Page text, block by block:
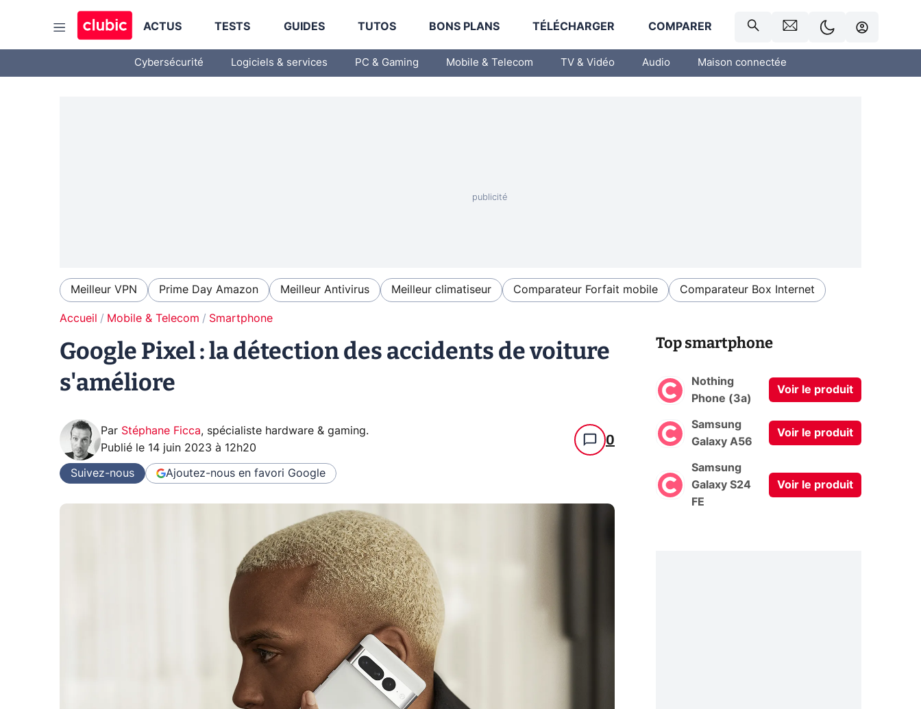
ACTUS TESTS GUIDES TUTOS BONS PLANS TÉLÉCHARGER COMPARER
Cybersécurité Logiciels & services PC & Gaming Mobile & Telecom TV & Vidéo Audio Maison connectée
Meilleur VPN Prime Day Amazon Meilleur Antivirus Meilleur climatiseur Comparateur Forfait mobile Comparateur Box Internet
Accueil Mobile & Telecom Smartphone
Google Pixel : la détection des accidents de voiture
s'améliore
Par Stéphane Ficca, spécialiste hardware & gaming.
Publié le 14 juin 2023 à 12h20 0
Suivez-nous Ajoutez-nous en favori Google
Top smartphone
Nothing
Phone (3a)
Voir le produit
Samsung
Galaxy A56
Voir le produit
Samsung
Galaxy S24
FE
Voir le produit